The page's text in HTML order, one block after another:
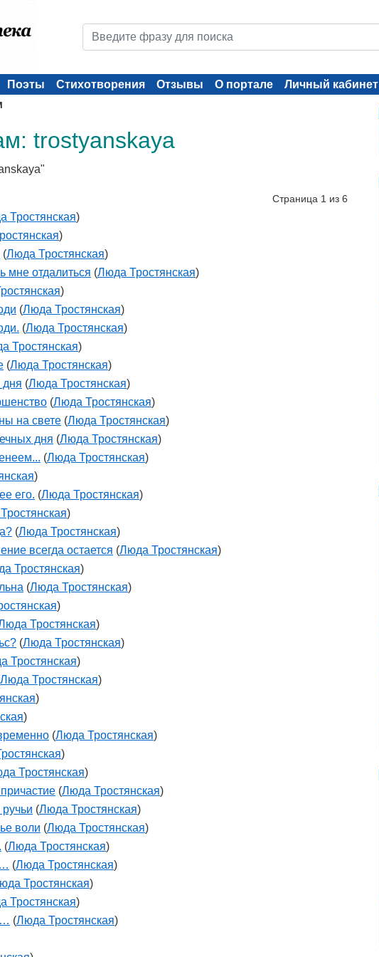
Поэты Стихотворения Отзывы О портале
Личный кабинет
trostyanskaya
Страница 1 из 6
Тростянская)
)
(Люда Тростянская)
мне отдалиться (Люда Тростянская)
)
(Люда Тростянская)
(Люда Тростянская)
Тростянская)
(Люда Тростянская)
дня (Люда Тростянская)
(Люда Тростянская)
на свете (Люда Тростянская)
дня (Люда Тростянская)
(Люда Тростянская)
)
его. (Люда Тростянская)
)
(Люда Тростянская)
всегда остается (Люда Тростянская)
Тростянская)
(Люда Тростянская)
)
Тростянская)
(Люда Тростянская)
Тростянская)
Люда Тростянская)
)
)
(Люда Тростянская)
)
Тростянская)
(Люда Тростянская)
(Люда Тростянская)
воли (Люда Тростянская)
(Люда Тростянская)
(Люда Тростянская)
Тростянская)
Тростянская)
(Люда Тростянская)